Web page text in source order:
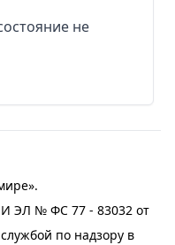
не
ЭЛ № ФС 77 - 83032 от
по надзору в